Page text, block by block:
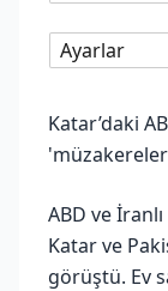
Ayarlar
Katar’daki
ABD ve
Katar ve
görüştü. Ev